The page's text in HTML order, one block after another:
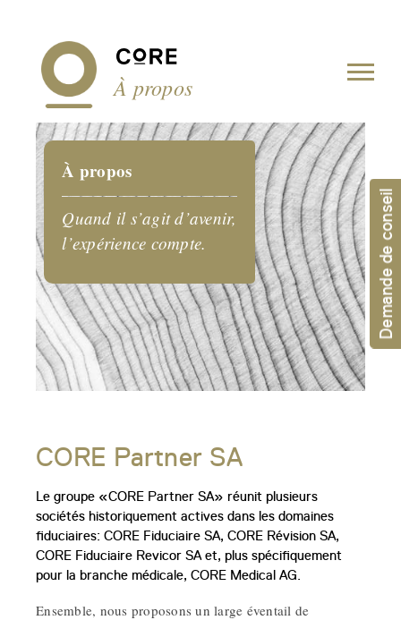
À propos
À propos
Quand il s’agit d’avenir,
l’expérience compte.
CORE Partner SA
Le groupe «CORE Partner SA» réunit plusieurs
sociétés historiquement actives dans les domaines
fiduciaires: CORE Fiduciaire SA, CORE Révision SA,
CORE Fiduciaire Revicor SA et, plus spécifiquement
pour la branche médicale, CORE Medical AG.
Ensemble, nous proposons un large éventail de
Demande de conseil